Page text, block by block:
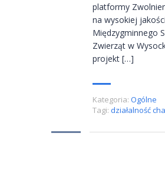
platformy
na wysokiej
Międzygminnego
Zwierząt w
projekt […]
Kategoria: Ogólne
Tagi: działalność